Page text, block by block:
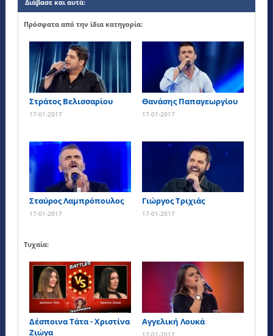
Διάβασε και αυτά:
Πρόσφατα από την ίδια κατηγορία:
Στράτος Βελισσαρίου
17-01-2017
Θανάσης Παπαγεωργίου
17-01-2017
Σταύρος Λαμπρόπουλος
17-01-2017
Γιώργος Τριχιάς
17-01-2017
Τυχαία:
Δέσποινα Τάτα - Χριστίνα
Ζιώγα
Αγγελική Λουκά
17-01-2017